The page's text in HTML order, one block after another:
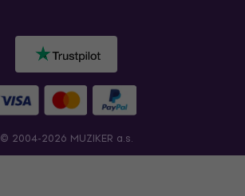
© 2004-2026 MUZIKER a.s.